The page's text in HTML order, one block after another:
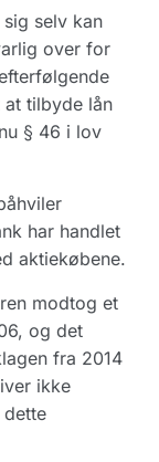
selv kan
over for
tilbyde lån
§ 46 i lov
har handlet
aktiekøbene.
modtog et
og det
fra 2014
ikke